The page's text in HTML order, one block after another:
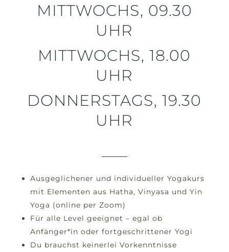
MITTWOCHS, 09.30
UHR
MITTWOCHS, 18.00
UHR
DONNERSTAGS, 19.30
UHR
Ausgeglichener und individueller Yogakurs
mit Elementen aus Hatha, Vinyasa und Yin
Yoga (online per Zoom)
Für alle Level geeignet – egal ob
Anfänger*in oder fortgeschrittener Yogi
Du brauchst keinerlei Vorkenntnisse